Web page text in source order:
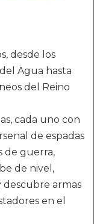
desde los
Agua hasta
del Reino
cada uno con
de espadas
de guerra,
de nivel,
descubre armas
en el